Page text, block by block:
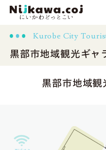
Kurobe City
黒部市地域観光ギャ
黒部市地域観